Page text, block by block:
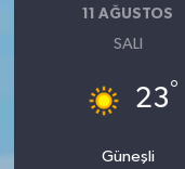
11 AĞUSTOS
SALI
23°
Güneşli